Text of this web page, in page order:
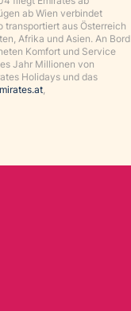
ab Wien verbindet
transportiert aus Österreich
Afrika und Asien. An Bord
Komfort und Service
Jahr Millionen von
Holidays und das
,